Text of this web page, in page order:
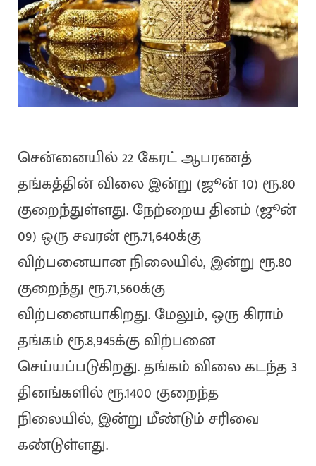
சென்னையில் 22 கேரட் ஆபரணத்
தங்கத்தின் விலை இன்று (ஜூன் 10) ரூ.80
குறைந்துள்ளது. நேற்றைய தினம் (ஜூன்
09) ஒரு சவரன் ரூ.71,640க்கு
விற்பனையான நிலையில், இன்று ரூ.80
குறைந்து ரூ.71,560க்கு
விற்பனையாகிறது. மேலும், ஒரு கிராம்
தங்கம் ரூ.8,945க்கு விற்பனை
செய்யப்படுகிறது. தங்கம் விலை கடந்த 3
தினங்களில் ரூ.1400 குறைந்த
நிலையில், இன்று மீண்டும் சரிவை
கண்டுள்ளது.